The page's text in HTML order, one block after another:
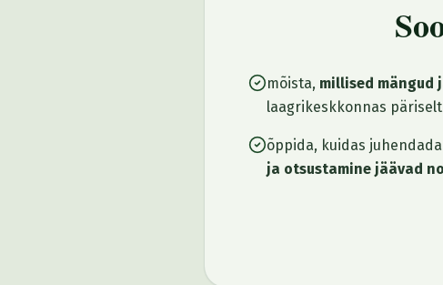
mõista, millised mängud
laagrikeskkonnas
õppida, kuidas
ja otsustamine jäävad